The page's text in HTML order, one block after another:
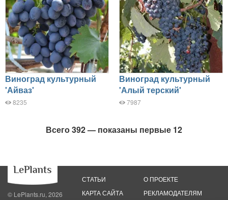
Виноград культурный
'Айваз'
8235
Виноград культурный
'Алый терский'
7987
Всего 392 — показаны первые 12
© LePlants.ru, 2026
СТАТЬИ
КАРТА САЙТА
О ПРОЕКТЕ
РЕКЛАМОДАТЕЛЯМ